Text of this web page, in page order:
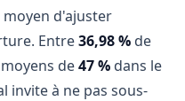
d'ajuster
Entre36,98 % de
de47 % dans le
invite à ne pas sous-